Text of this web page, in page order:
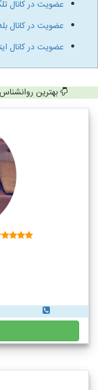
عضویت در کانال
عضویت در کانال
عضویت در کانال
بهترین